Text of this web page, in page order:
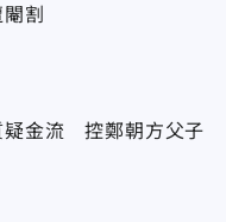
割
疑金流 控鄭朝方父子